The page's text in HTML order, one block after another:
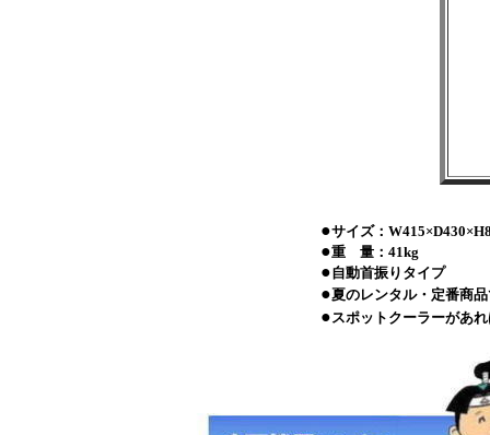
●サイズ：
●重 量：41kg
●自動首振りタイプ
●夏のレンタル・定番商
●スポットクーラーがあ